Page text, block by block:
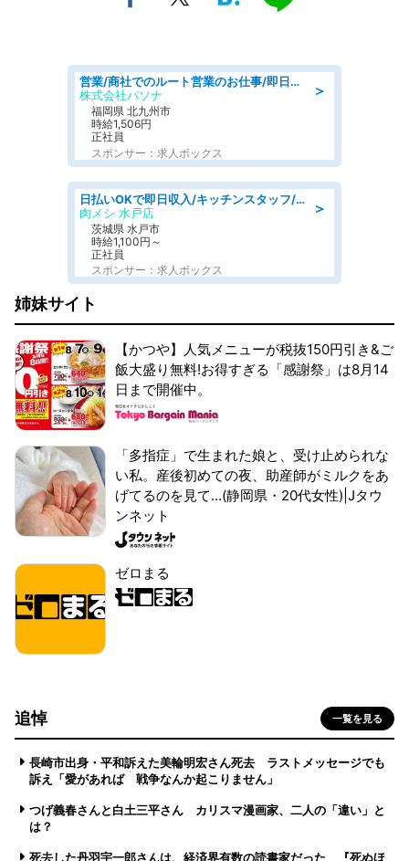
＞
営業/商社でのルート営業のお仕事/即日勤務可/車通勤可/営業
株式会社パソナ
福岡県 北九州市
時給1,506円
正社員
スポンサー：求人ボックス
＞
日払いOKで即日収入/キッチンスタッフ/「原付免許必須」デリバリー業務など、自己成長可能な幅広い仕事に挑戦!髪型自由&ピアス・ネイルOK/茨城県/水戸市
肉メシ 水戸店
茨城県 水戸市
時給1,100円～
正社員
スポンサー：求人ボックス
姉妹サイト
【かつや】人気メニューが税抜150円引き&ご
飯大盛り無料!お得すぎる「感謝祭」は8月14
日まで開催中。
「多指症」で生まれた娘と、受け止められな
い私。産後初めての夜、助産師がミルクをあ
げてるのを見て...(静岡県・20代女性)|Jタウ
ンネット
ゼロまる
追悼 一覧を見る
長崎市出身・平和訴えた美輪明宏さん死去 ラストメッセージでも
訴え「愛があれば 戦争なんか起こりません」
つげ義春さんと白土三平さん カリスマ漫画家、二人の「違い」と
は？
死去した丹羽宇一郎さんは、経済界有数の読書家だった 『死ぬほ